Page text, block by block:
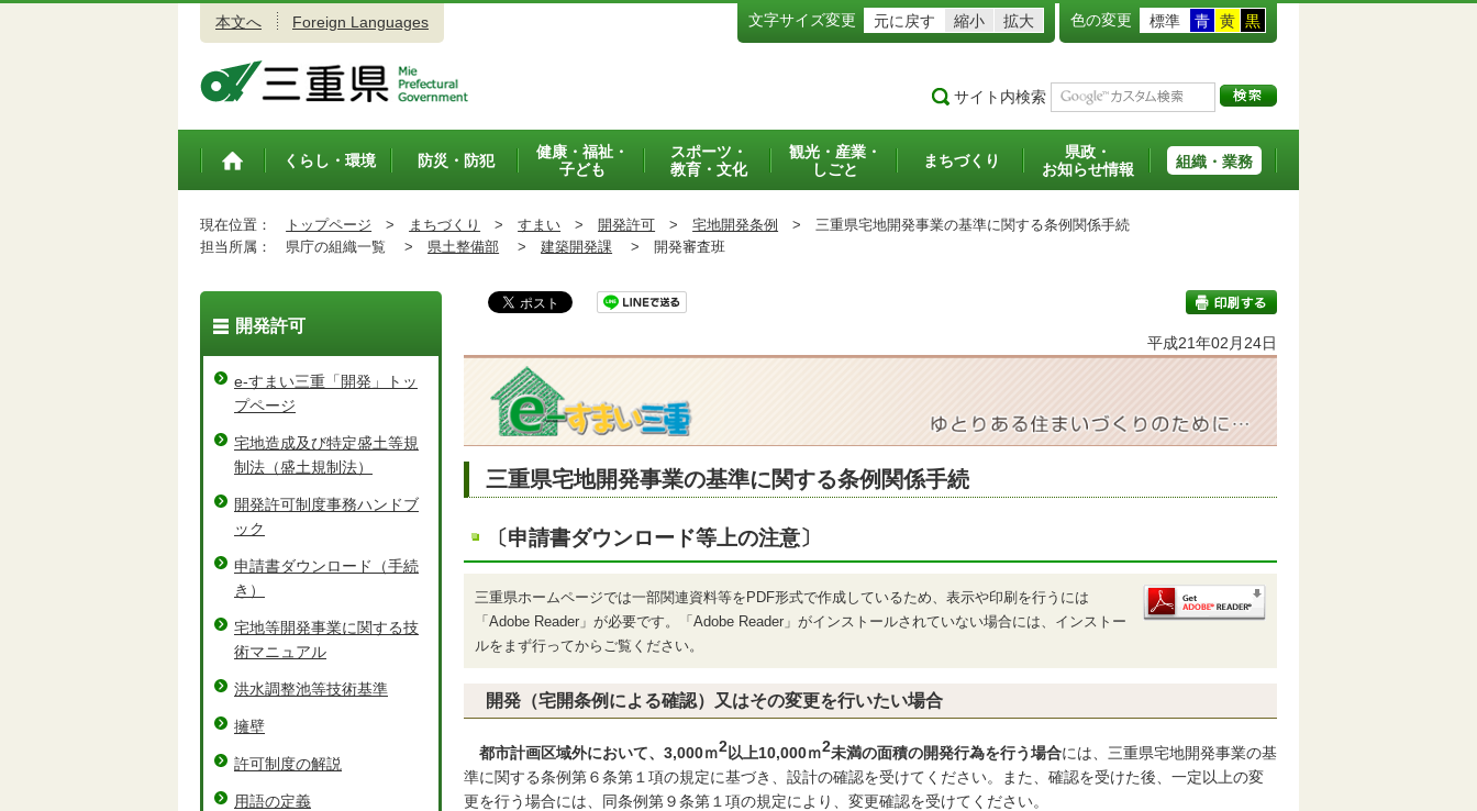
本文へ Foreign Languages 文字サイズ変更 元に戻す 縮小 拡大 色の変更 標準 青 黄 黒
サイト内検索
トップペ
くらし・環境 防災・防犯
健康・福祉・
子ども
スポーツ・
教育・文化
観光・産業・
しごと
まちづくり
県政・
お知らせ情報
組織・業務
現在位置： トップページ > まちづくり > すまい > 開発許可 > 宅地開発条例 > 三重県宅地開発事業の基準に関する条例関係手続
担当所属：
県庁の組織一覧 > 県土整備部 > 建築開発課 > 開発審査班
平成21年02月24日
三重県宅地開発事業の基準に関する条例関係手続
〔申請書ダウンロード等上の注意〕
三重県ホームページでは一部関連資料等をPDF形式で作成しているため、表示や印刷を行うには
「Adobe Reader」が必要です。「Adobe Reader」がインストールされていない場合には、インストー
ルをまず行ってからご覧ください。
開発（宅開条例による確認）又はその変更を行いたい場合
都市計画区域外において、3,000ｍ2以上10,000ｍ2未満の面積の開発行為を行う場合には、三重県宅地開発事業の基
準に関する条例第６条第１項の規定に基づき、設計の確認を受けてください。また、確認を受けた後、一定以上の変
更を行う場合には、同条例第９条第１項の規定により、変更確認を受けてください。
開発許可
e-すまい三重「開発」トッ
プページ
宅地造成及び特定盛土等規
制法（盛土規制法）
開発許可制度事務ハンドブ
ック
申請書ダウンロード（手続
き）
宅地等開発事業に関する技
術マニュアル
洪水調整池等技術基準
擁壁
許可制度の解説
用語の定義